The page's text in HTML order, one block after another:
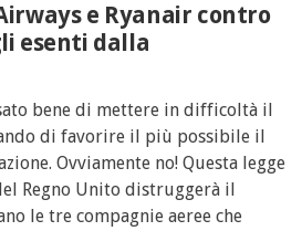
e Ryanair contro
esenti dalla
bene di mettere in difficoltà il
di favorire il più possibile il
Ovviamente no! Questa legge
Regno Unito distruggerà il
le tre compagnie aeree che